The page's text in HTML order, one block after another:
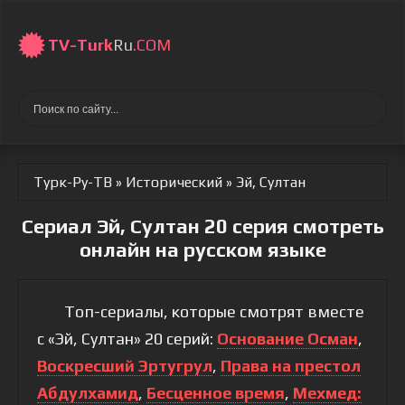
TV-TurkRu.COM
Турк-Ру-ТВ » Исторический » Эй, Султан
Сериал Эй, Султан 20 серия смотреть
онлайн на русском языке
Топ-сериалы, которые смотрят вместе
с «Эй, Султан» 20 серий: Основание Осман,
Воскресший Эртугрул, Права на престол
Абдулхамид, Бесценное время, Мехмед: